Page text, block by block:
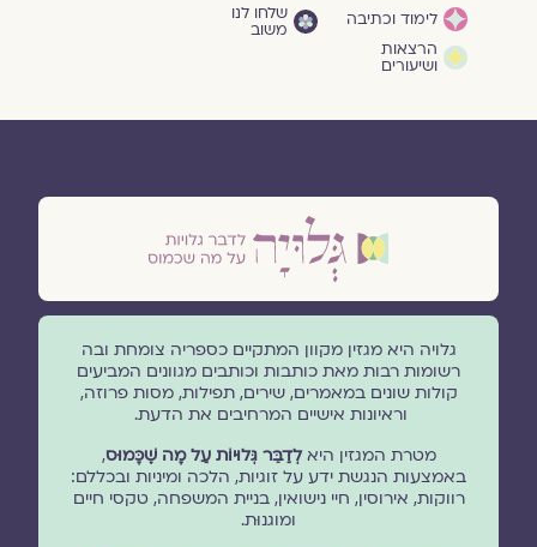
לימוד וכתיבה
הרצאות
ושיעורים
שלחו לנו
משוב
גלויה היא מגזין מקוון המתקיים כספריה צומחת ובה
רשומות רבות מאת כותבות וכותבים מגוונים המביעים
קולות שונים במאמרים, שירים, תפילות, מסות פרוזה,
וראיונות אישיים המרחיבים את הדעת.
מטרת המגזין היאלְדַבֵּר גְּלוּיוֹת עַל מָה שֶׁכָּמוּס,
באמצעות הנגשת ידע על זוגיות, הלכה ומיניות ובכללם:
רווקות, אירוסין, חיי נישואין, בניית המשפחה, טקסי חיים
ומוגנוּת.